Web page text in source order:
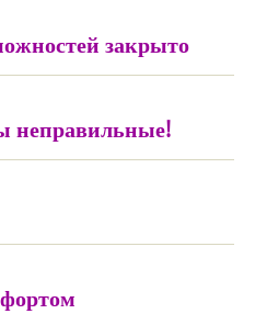
закрыто
неправильные!